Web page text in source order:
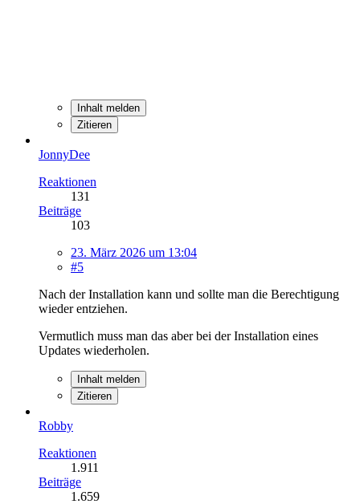
Inhalt melden
Zitieren
JonnyDee
Reaktionen
131
Beiträge
103
23. März 2026 um 13:04
#5
Nach der Installation kann und sollte man die Berechtigung
wieder entziehen.
Vermutlich muss man das aber bei der Installation eines
Updates wiederholen.
Inhalt melden
Zitieren
Robby
Reaktionen
1.911
Beiträge
1.659